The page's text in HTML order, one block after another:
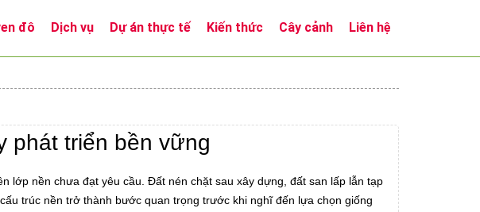
đô Dịch vụ Dự án thực tế Kiến thức Cây cảnh Liên hệ
phát triển bền vững
lớp nền chưa đạt yêu cầu. Đất nén chặt sau xây dựng, đất san lấp lẫn tạp
trúc nền trở thành bước quan trọng trước khi nghĩ đến lựa chọn giống